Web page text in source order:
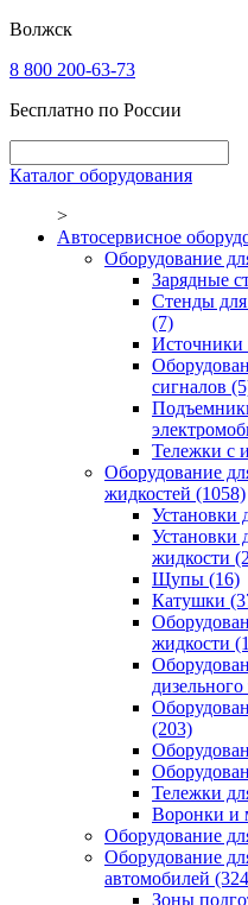
Волжск
8 800 200-63-73
Бесплатно по России
Каталог оборудования
>
Автосервисное
Оборудование
Зарядные
Стенды для
(7)
Источники
сигналов
Тележки с
Оборудование
жидкостей (1058)
Установки
Установки
жидкости
Щупы (16)
Катушки
жидкости
(203)
Тележки
Воронки и
Оборудование
Оборудование
автомобилей
Зоны